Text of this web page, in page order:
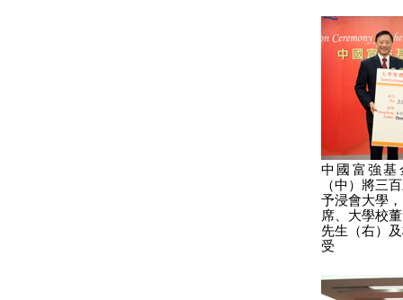
中國富強基
（中）將三
予浸會大學
席、大學校
先生（右）
受